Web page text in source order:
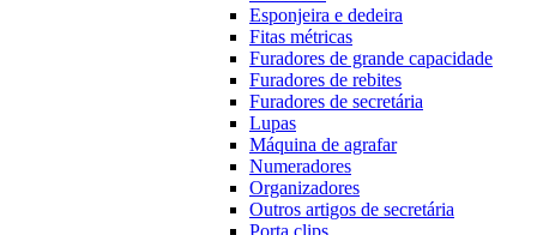
Esponjeira e dedeira
Fitas métricas
Furadores de grande capacidade
Furadores de rebites
Furadores de secretária
Lupas
Máquina de agrafar
Numeradores
Organizadores
Outros artigos de secretária
Porta clips